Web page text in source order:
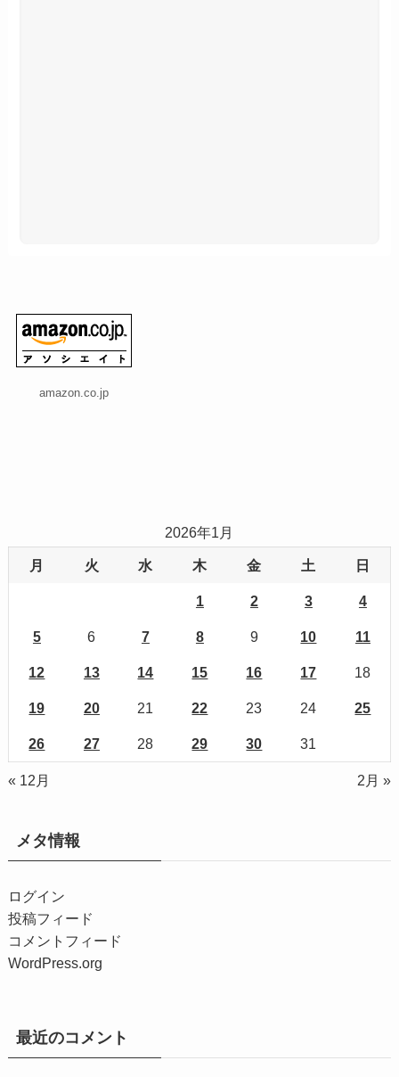
amazon.co.jp
2026年1月
月 火 水 木 金 土 日
1 2 3 4
5 6 7 8 9 10 11
12 13 14 15 16 17 18
19 20 21 22 23 24 25
26 27 28 29 30 31
« 12月 2月 »
メタ情報
ログイン
投稿フィード
コメントフィード
WordPress.org
最近のコメント